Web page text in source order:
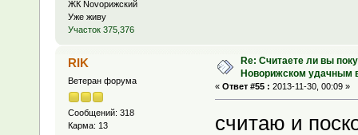
ЖК Novoрижский
Уже живу
Участок 375,376
RIK
Ветеран форума
Сообщений: 318
Карма: 13
Re: Считаете ли вы
Новорижском удачным
« Ответ #55 : 2013-11-30, 00:09 »
считаю и